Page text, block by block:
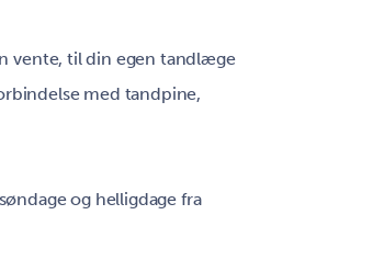
vente, til din egen tandlæge
med tandpine,
og helligdage fra